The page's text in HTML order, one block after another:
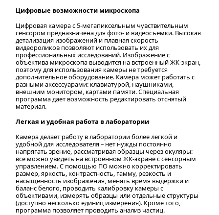
Цифровые возможности микроскопа
Цифровая камера с 5-мегапиксельным чувствительным
сенсором предназначена для фото- и видеосъемки. Высокая
детализация изображений и плавная скорость
видеороликов позволяют использовать их для
профессиональных исследований. Изображение с
объектива микроскопа выводится на встроенный ЖК-экран,
поэтому для использования камеры не требуется
дополнительное оборудование. Камера может работать с
разными аксессуарами: клавиатурой, наушниками,
внешним монитором, картами памяти. Специальная
программа дает возможность редактировать отснятый
материал.
Легкая и удобная работа в лаборатории
Камера делает работу в лаборатории более легкой и
удобной для исследователя – нет нужды постоянно
напрягать зрение, рассматривая образцы через окуляры:
все можно увидеть на встроенном ЖК-экране с сенсорным
управлением. С помощью ПО можно корректировать
размер, яркость, контрастность, гамму, резкость и
насыщенность изображения, менять время выдержки и
баланс белого, проводить калибровку камеры с
объективами, измерять образцы или отдельные структуры
(доступно несколько единиц измерения). Кроме того,
программа позволяет проводить анализ частиц.